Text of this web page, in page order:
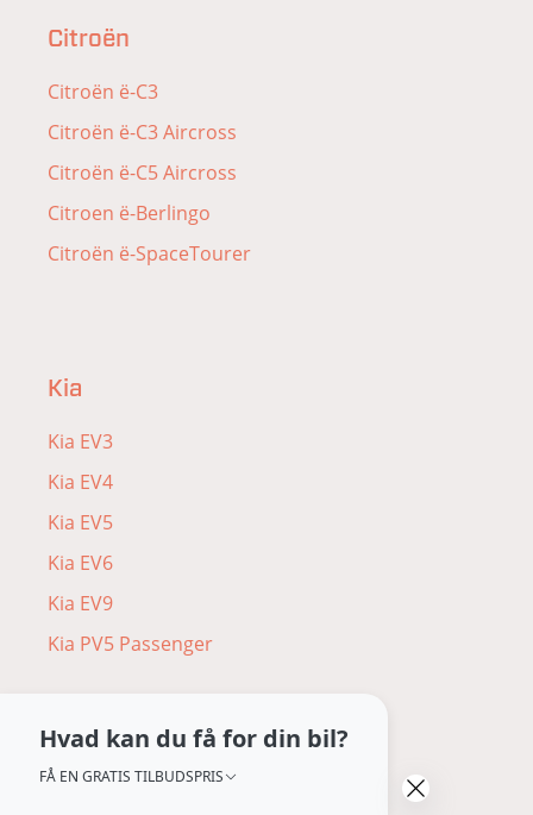
Citroën
Citroën ë-C3
Citroën ë-C3 Aircross
Citroën ë-C5 Aircross
Citroen ë-Berlingo
Citroën ë-SpaceTourer
Kia
Kia EV3
Kia EV4
Kia EV5
Kia EV6
Kia EV9
Kia PV5 Passenger
Peugeot
Hvad kan du få for din bil?
FÅ EN GRATIS TILBUDSPRIS